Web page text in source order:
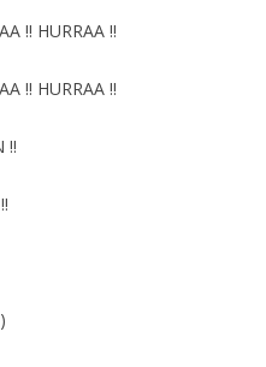
!! HURRAA !!
!! HURRAA !!
!!